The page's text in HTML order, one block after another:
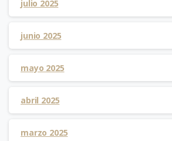
julio 2025
junio 2025
mayo 2025
abril 2025
marzo 2025